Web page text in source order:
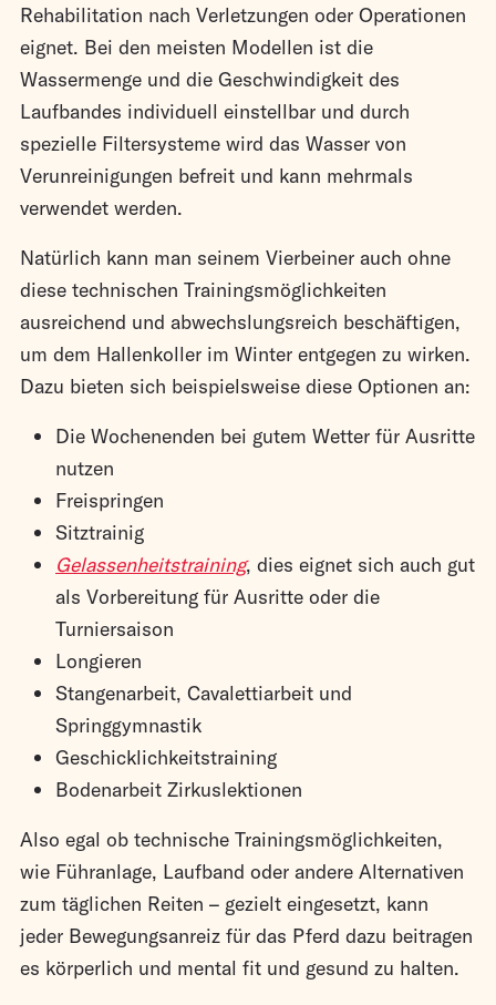
Rehabilitation nach Verletzungen oder Operationen
eignet. Bei den meisten Modellen ist die
Wassermenge und die Geschwindigkeit des
Laufbandes individuell einstellbar und durch
spezielle Filtersysteme wird das Wasser von
Verunreinigungen befreit und kann mehrmals
verwendet werden.
Natürlich kann man seinem Vierbeiner auch ohne
diese technischen Trainingsmöglichkeiten
ausreichend und abwechslungsreich beschäftigen,
um dem Hallenkoller im Winter entgegen zu wirken.
Dazu bieten sich beispielsweise diese Optionen an:
Die Wochenenden bei gutem Wetter für Ausritte
nutzen
Freispringen
Sitztrainig
Gelassenheitstraining, dies eignet sich auch gut
als Vorbereitung für Ausritte oder die
Turniersaison
Longieren
Stangenarbeit, Cavalettiarbeit und
Springgymnastik
Geschicklichkeitstraining
Bodenarbeit Zirkuslektionen
Also egal ob technische Trainingsmöglichkeiten,
wie Führanlage, Laufband oder andere Alternativen
zum täglichen Reiten – gezielt eingesetzt, kann
jeder Bewegungsanreiz für das Pferd dazu beitragen
es körperlich und mental fit und gesund zu halten.